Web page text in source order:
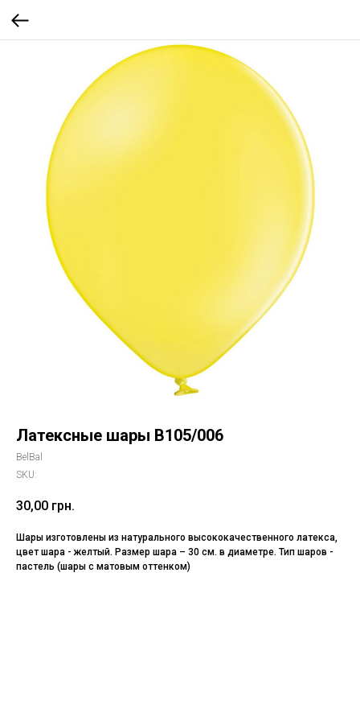
Латексные шары В105/006
BelBal
SKU:
30,00 грн.
Шары изготовлены из натурального высококачественного латекса,
цвет шара - желтый. Размер шара – 30 см. в диаметре. Тип шаров -
пастель (шары с матовым оттенком)